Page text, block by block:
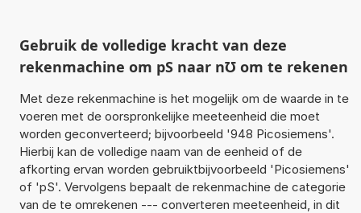
Gebruik de volledige kracht van deze
rekenmachine om pS naar n℧ om te rekenen
Met deze rekenmachine is het mogelijk om de waarde in te
voeren met de oorspronkelijke meeteenheid die moet
worden geconverteerd; bijvoorbeeld '948 Picosiemens'.
Hierbij kan de volledige naam van de eenheid of de
afkorting ervan worden gebruiktbijvoorbeeld 'Picosiemens'
of 'pS'. Vervolgens bepaalt de rekenmachine de categorie
van de te omrekenen --- converteren meeteenheid, in dit